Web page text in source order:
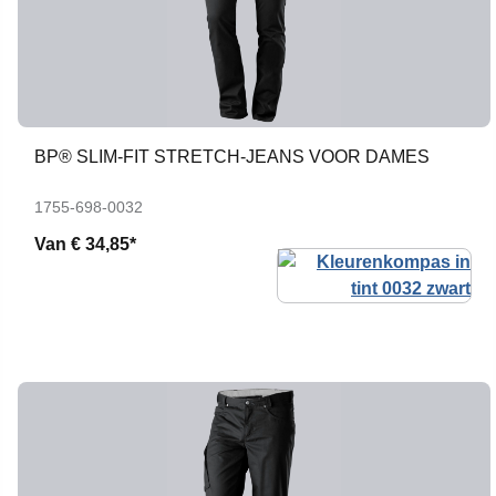
BP® SLIM-FIT STRETCH-JEANS VOOR DAMES
1755-698-0032
Van € 34,85*